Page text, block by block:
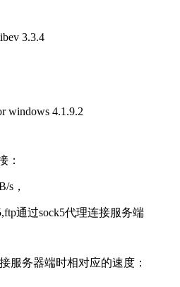
3.3.4
windows 4.1.9.2
：
s，
通过sock5代理连接服务端
服务器端时相对应的速度：